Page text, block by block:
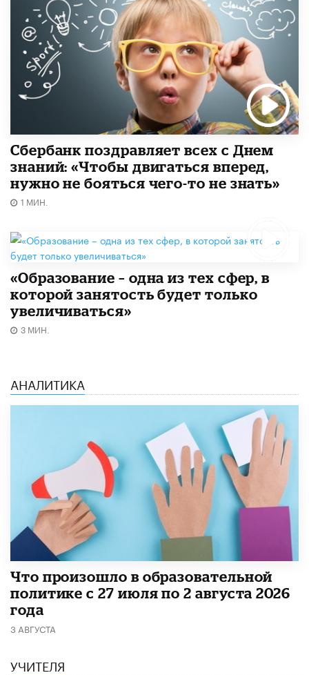
Сбербанк поздравляет всех с Днем
знаний: «Чтобы двигаться вперед,
нужно не бояться чего-то не знать»
1 МИН.
«Образование – одна из тех сфер, в
которой занятость будет только
увеличиваться»
3 МИН.
АНАЛИТИКА
​Что произошло в образовательной
политике с 27 июля по 2 августа 2026
года
3 АВГУСТА
УЧИТЕЛЯ